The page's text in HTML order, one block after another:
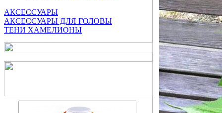
АКСЕССУАРЫ
АКСЕССУАРЫ ДЛЯ ГОЛОВЫ
ТЕНИ ХАМЕЛИОНЫ